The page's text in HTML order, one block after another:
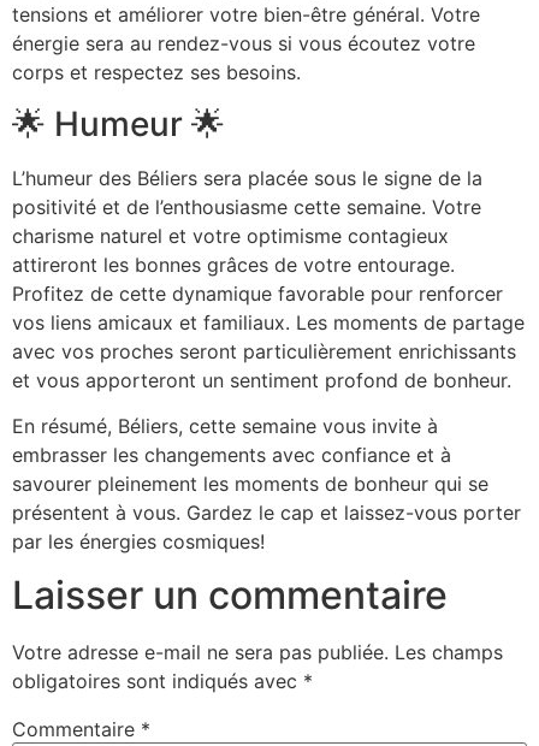
tensions et améliorer votre bien-être général. Votre
énergie sera au rendez-vous si vous écoutez votre
corps et respectez ses besoins.
🌟 Humeur 🌟
L’humeur des Béliers sera placée sous le signe de la
positivité et de l’enthousiasme cette semaine. Votre
charisme naturel et votre optimisme contagieux
attireront les bonnes grâces de votre entourage.
Profitez de cette dynamique favorable pour renforcer
vos liens amicaux et familiaux. Les moments de partage
avec vos proches seront particulièrement enrichissants
et vous apporteront un sentiment profond de bonheur.
En résumé, Béliers, cette semaine vous invite à
embrasser les changements avec confiance et à
savourer pleinement les moments de bonheur qui se
présentent à vous. Gardez le cap et laissez-vous porter
par les énergies cosmiques!
Laisser un commentaire
Votre adresse e-mail ne sera pas publiée. Les champs
obligatoires sont indiqués avec *
Commentaire *